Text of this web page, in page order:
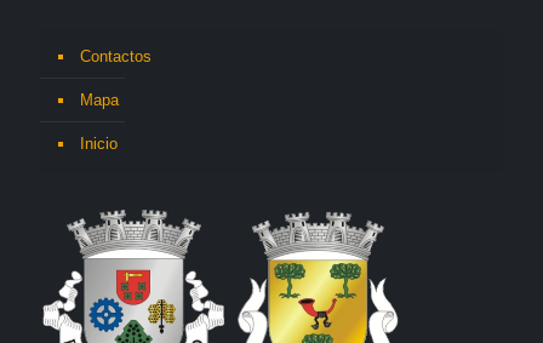
Contactos
Mapa
Inicio